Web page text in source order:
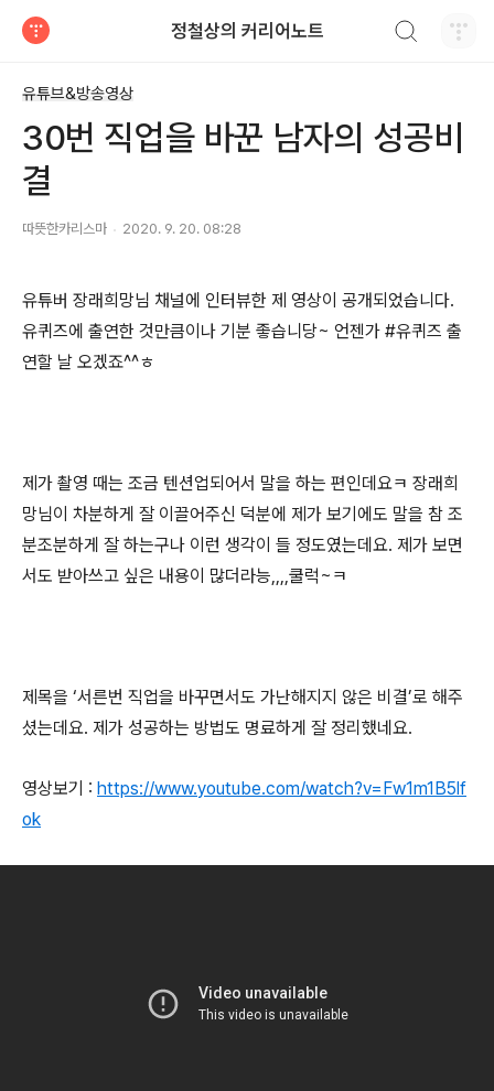
정철상의 커리어노트
유튜브&방송영상
30번 직업을 바꾼 남자의 성공비
결
따뜻한카리스마 2020. 9. 20. 08:28
유튜버 장래희망님 채널에 인터뷰한 제 영상이 공개되었습니다.
유퀴즈에 출연한 것만큼이나 기분 좋습니당~ 언젠가 #유퀴즈 출
연할 날 오겠죠^^ㅎ
제가 촬영 때는 조금 텐션업되어서 말을 하는 편인데요ㅋ 장래희
망님이 차분하게 잘 이끌어주신 덕분에 제가 보기에도 말을 참 조
분조분하게 잘 하는구나 이런 생각이 들 정도였는데요. 제가 보면
서도 받아쓰고 싶은 내용이 많더라능,,,,쿨럭 ~ ㅋ
제목을 ‘서른번 직업을 바꾸면서도 가난해지지 않은 비결’로 해주
셨는데요. 제가 성공하는 방법도 명료하게 잘 정리했네요.
영상보기 : https://www.youtube.com/watch?v=Fw1m1B5lf
ok